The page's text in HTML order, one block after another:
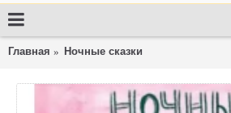
Главная Ночные сказки